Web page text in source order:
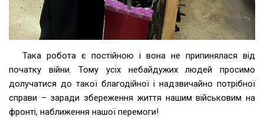
Така робота є постійною і вона не припинялася від
початку війни. Тому усіх небайдужих людей просимо
долучатися до такої благодійної і надзвичайно потрібної
справи – заради збереження життя нашим військовим на
фронті, наближення нашої перемоги!